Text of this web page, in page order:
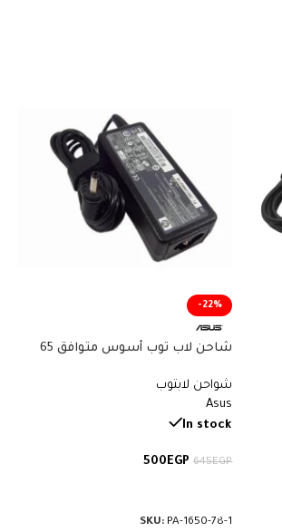
-22%
شاحن لاب توب أسوس متوافق 65
5.5×2.5mm – Compatible Asus
Charger
شواحن لابتوب
Asus
In stock
645EGP
500EGP
SKU: PA-1650-78-1